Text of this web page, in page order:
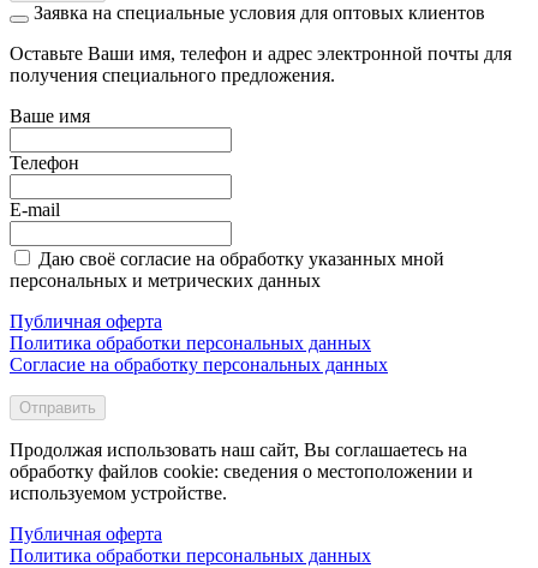
Заявка на специальные условия для оптовых клиентов
Оставьте Ваши имя, телефон и адрес электронной почты для
получения специального предложения.
Ваше имя
Телефон
E-mail
Даю своё согласие на обработку указанных мной
персональных и метрических данных
Публичная оферта
Политика обработки персональных данных
Согласие на обработку персональных данных
Отправить
Продолжая использовать наш сайт, Вы соглашаетесь на
обработку файлов cookie: сведения о местоположении и
используемом устройстве.
Публичная оферта
Политика обработки персональных данных